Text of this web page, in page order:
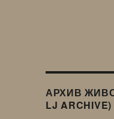
АРХИВ
LJ ARCHIVE)